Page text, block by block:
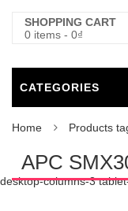
SHOPPING CART
0 items - 0₫
CATEGORIES
Home Products
APC
desktop-columns-3